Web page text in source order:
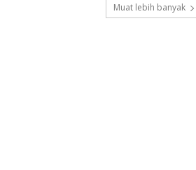
Muat lebih banyak